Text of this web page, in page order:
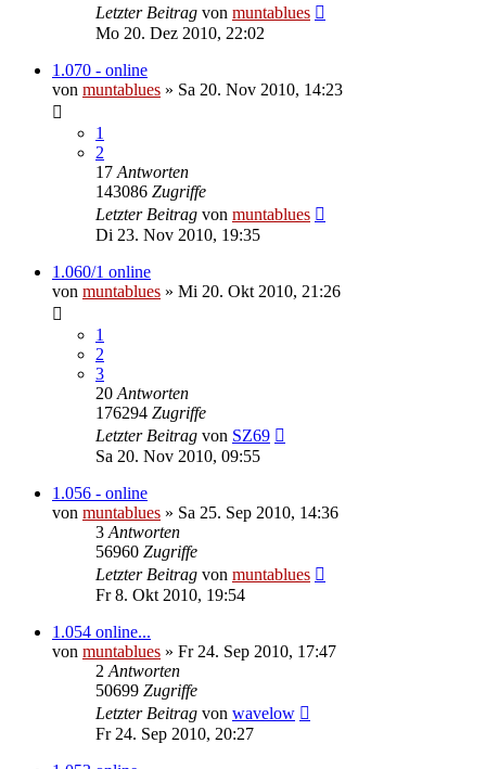
Letzter Beitrag von muntablues
Mo 20. Dez 2010, 22:02
1.070 - online
von muntablues » Sa 20. Nov 2010, 14:23
1
2
17 Antworten
143086 Zugriffe
Letzter Beitrag von muntablues
Di 23. Nov 2010, 19:35
1.060/1 online
von muntablues » Mi 20. Okt 2010, 21:26
1
2
3
20 Antworten
176294 Zugriffe
Letzter Beitrag von SZ69
Sa 20. Nov 2010, 09:55
1.056 - online
von muntablues » Sa 25. Sep 2010, 14:36
3 Antworten
56960 Zugriffe
Letzter Beitrag von muntablues
Fr 8. Okt 2010, 19:54
1.054 online...
von muntablues » Fr 24. Sep 2010, 17:47
2 Antworten
50699 Zugriffe
Letzter Beitrag von wavelow
Fr 24. Sep 2010, 20:27